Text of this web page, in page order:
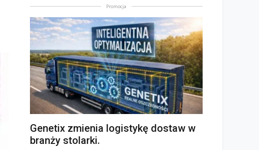
Promocja
Genetix zmienia logistykę dostaw w
branży stolarki.